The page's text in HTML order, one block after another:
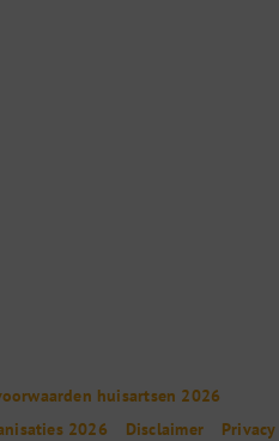
huisartsen 2026
2026
Disclaimer Privacy